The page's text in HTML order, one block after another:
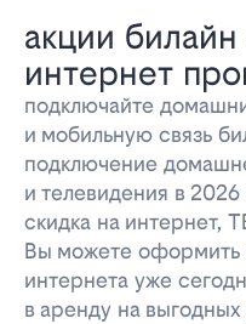
акции
интернет
подключайте
и мобильную связь
подключение
и телевидения в
скидка на интернет,
Вы можете оформить
интернета уже
в аренду на